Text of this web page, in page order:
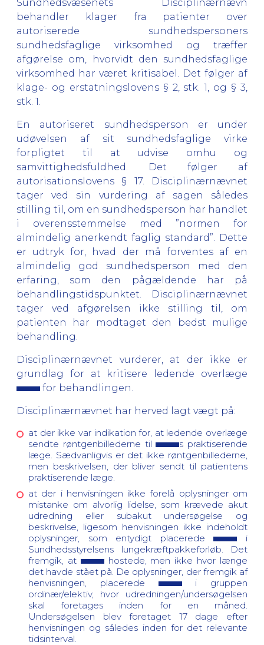
Sundhedsvæsenets Disciplinærnævn
behandler klager fra patienter over
autoriserede sundhedspersoners
sundhedsfaglige virksomhed og træffer
afgørelse om, hvorvidt den sundhedsfaglige
virksomhed har været kritisabel. Det følger af
klage- og erstatningslovens § 2, stk. 1, og § 3,
stk. 1.
En autoriseret sundhedsperson er under
udøvelsen af sit sundhedsfaglige virke
forpligtet til at udvise omhu og
samvittighedsfuldhed. Det følger af
autorisationslovens § 17. Disciplinærnævnet
tager ved sin vurdering af sagen således
stilling til, om en sundhedsperson har handlet
i overensstemmelse med ”normen for
almindelig anerkendt faglig standard”. Dette
er udtryk for, hvad der må forventes af en
almindelig god sundhedsperson med den
erfaring, som den pågældende har på
behandlingstidspunktet. Disciplinærnævnet
tager ved afgørelsen ikke stilling til, om
patienten har modtaget den bedst mulige
behandling.
Disciplinærnævnet vurderer, at der ikke er
grundlag for at kritisere ledende overlæge
for behandlingen.
Disciplinærnævnet har herved lagt vægt på:
at der ikke var indikation for, at ledende overlæge
sendte røntgenbillederne til
s praktiserende
læge. Sædvanligvis er det ikke røntgenbillederne,
men beskrivelsen, der bliver sendt til patientens
praktiserende læge.
at der i henvisningen ikke forelå oplysninger om
mistanke om alvorlig lidelse, som krævede akut
udredning eller subakut undersøgelse og
beskrivelse, ligesom henvisningen ikke indeholdt
oplysninger, som entydigt placerede
i
Sundhedsstyrelsens lungekræftpakkeforløb. Det
fremgik, at
hostede, men ikke hvor længe
det havde stået på. De oplysninger, der fremgik af
henvisningen, placerede
i gruppen
ordinær/elektiv, hvor udredningen/undersøgelsen
skal foretages inden for en måned.
Undersøgelsen blev foretaget 17 dage efter
henvisningen og således inden for det relevante
tidsinterval.